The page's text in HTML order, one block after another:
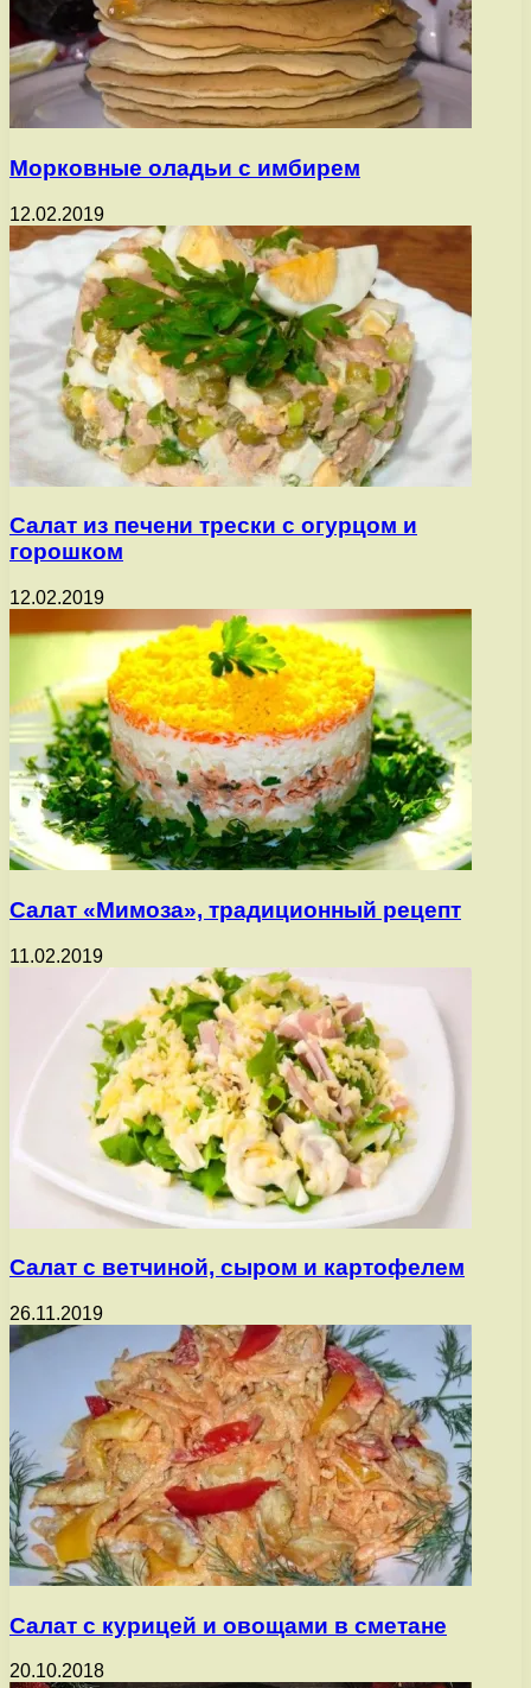
Морковные оладьи с имбирем
12.02.2019
Салат из печени трески с огурцом и
горошком
12.02.2019
Салат «Мимоза», традиционный рецепт
11.02.2019
Салат с ветчиной, сыром и картофелем
26.11.2019
Салат с курицей и овощами в сметане
20.10.2018